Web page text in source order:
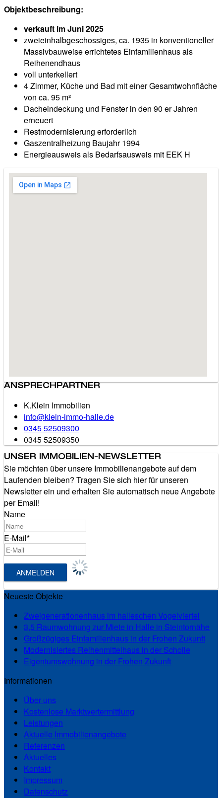
Objektbeschreibung:
verkauft im Juni 2025
zweieinhalbgeschossiges, ca. 1935 in konventioneller
Massivbauweise errichtetes Einfamilienhaus als
Reihenendhaus
voll unterkellert
4 Zimmer, Küche und Bad mit einer Gesamtwohnfläche
von ca. 95 m²
Dacheindeckung und Fenster in den 90 er Jahren
erneuert
Restmodernisierung erforderlich
Gaszentralheizung Baujahr 1994
Energieausweis als Bedarfsausweis mit EEK H
ANSPRECHPARTNER
K.Klein Immobilien
info@klein-immo-halle.de
0345 52509300
0345 52509350
UNSER IMMOBILIEN-NEWSLETTER
Sie möchten über unsere Immobilienangebote auf dem
Laufenden bleiben? Tragen Sie sich hier für unseren
Newsletter ein und erhalten Sie automatisch neue Angebote
per Email!
Name
E-Mail*
Neueste Objekte
Zweigenerationenhaus im halleschen Vogelviertel
3,5 Raumwohnung zur Miete in Halle in Steintornähe
Großzügiges Einfamilienhaus in der Frohen Zukunft
Modernisiertes Reihenmittelhaus in der Scholle
Eigentumswohnung in der Frohen Zukunft
Informationen
Über uns
Kostenlose Marktwertermittlung
Leistungen
Aktuelle Immobilienangebote
Referenzen
Aktuelles
Kontakt
Impressum
Datenschutz